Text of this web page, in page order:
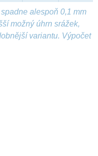
alespoň 0,1 mm
možný úhrn srážek,
variantu. Výpočet